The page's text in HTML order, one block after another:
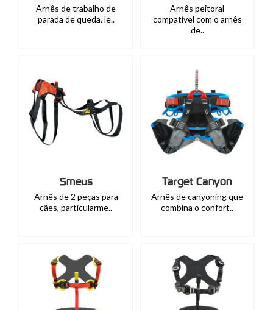
Arnês de trabalho de
parada de queda, le..
Arnês peitoral
compatível com o arnês
de..
Smeus
Arnês de 2 peças para
cães, particularme..
Target Canyon
Arnês de canyoning que
combina o confort..